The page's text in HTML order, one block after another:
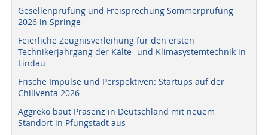
Gesellenprüfung und Freisprechung Sommerprüfung
2026 in Springe
Feierliche Zeugnisverleihung für den ersten
Technikerjahrgang der Kälte- und Klimasystemtechnik in
Lindau
Frische Impulse und Perspektiven: Startups auf der
Chillventa 2026
Aggreko baut Präsenz in Deutschland mit neuem
Standort in Pfungstadt aus